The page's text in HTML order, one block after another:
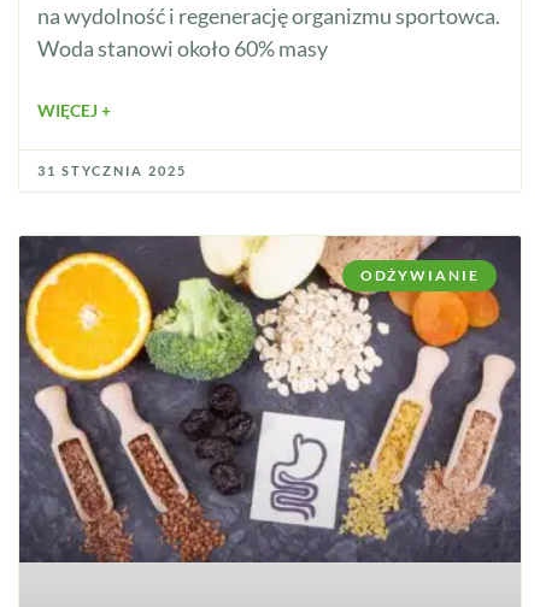
na wydolność i regenerację organizmu sportowca.
Woda stanowi około 60% masy
WIĘCEJ +
31 STYCZNIA 2025
ODŻYWIANIE